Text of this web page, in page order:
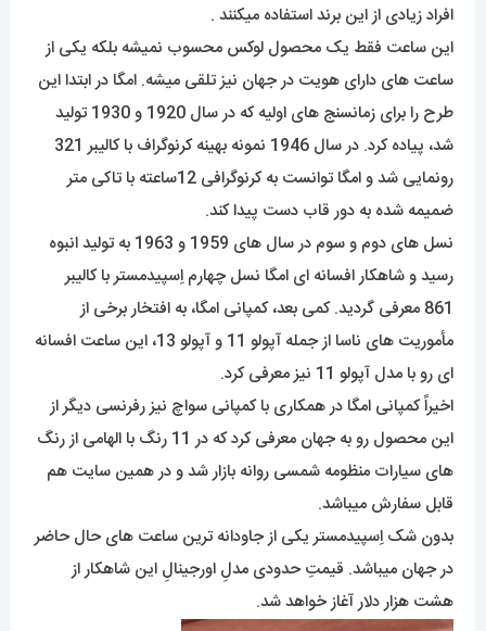
افراد زیادی از این برند استفاده میکنند .
این ساعت فقط یک محصول لوکس محسوب نمیشه بلکه یکی از
ساعت های دارای هویت در جهان نیز تلقی میشه. امگا در ابتدا این
طرح را برای زمانسنج های اولیه که در سال 1920 و 1930 تولید
شد، پیاده کرد. در سال 1946 نمونه بهینه کرنوگراف با کالیبر 321
رونمایی شد و امگا توانست به کرنوگرافی 12ساعته با تاکی متر
ضمیمه شده به دور قاب دست پیدا کند.
نسل های دوم و سوم در سال های 1959 و 1963 به تولید انبوه
رسید و شاهکار افسانه ای امگا نسل چهارم اِسپیدمستر با کالیبر
861 معرفی گردید. کمی بعد، کمپانی امگا، به افتخار برخی از
مأموریت های ناسا از جمله آپولو 11 و آپولو 13، این ساعت افسانه
ای رو با مدل آپولو 11 نیز معرفی کرد.
اخیراً کمپانی امگا در همکاری با کمپانی سواچ نیز رفرنسی دیگر از
این محصول رو به جهان معرفی کرد که در 11 رنگ با الهامی از رنگ
های سیارات منظومه شمسی روانه بازار شد و در همین سایت هم
قابل سفارش میباشد.
بدون شک اِسپیدمستر یکی از جاودانه ترین ساعت های حال حاضر
در جهان میباشد. قیمتِ حدودی مدلِ اورجینالِ این شاهکار از
هشت هزار دلار آغاز خواهد شد.